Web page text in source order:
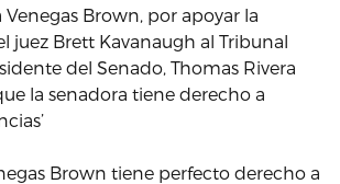
Brown, por apoyar la
juez Brett Kavanaugh al Tribunal
del Senado, Thomas Rivera
la senadora tiene derecho a
Brown tiene perfecto derecho a